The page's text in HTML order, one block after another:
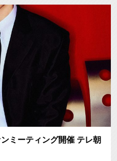
ンミーティング開催 テレ朝